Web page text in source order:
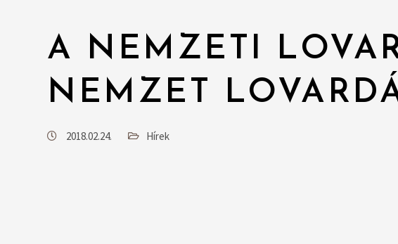
A NEMZETI
NEMZET
2018.02.24. Hírek